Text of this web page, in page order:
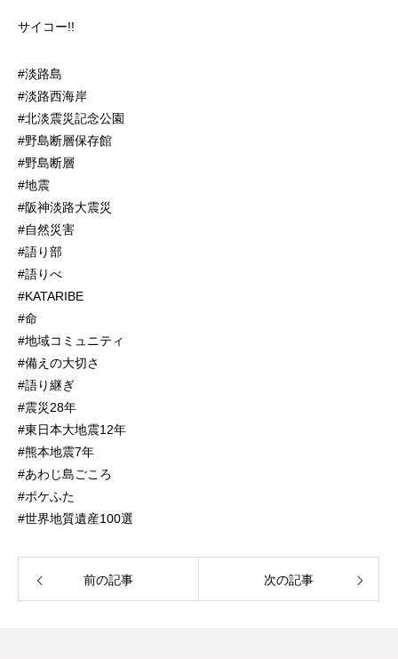
サイコー!!
#淡路島
#淡路西海岸
#北淡震災記念公園
#野島断層保存館
#野島断層
#地震
#阪神淡路大震災
#自然災害
#語り部
#語りべ
#KATARIBE
#命
#地域コミュニティ
#備えの大切さ
#語り継ぎ
#震災28年
#東日本大地震12年
#熊本地震7年
#あわじ島ごころ
#ポケふた
#世界地質遺産100選
前の記事 次の記事